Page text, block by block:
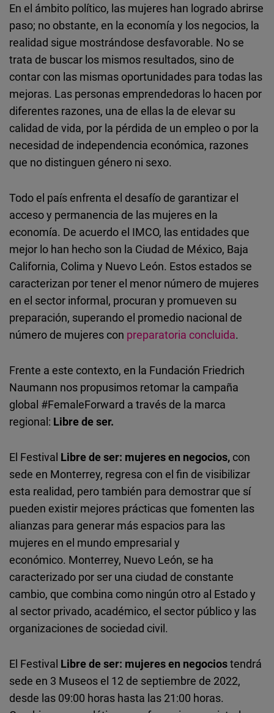
En el ámbito político, las mujeres han logrado abrirse
paso; no obstante, en la economía y los negocios, la
realidad sigue mostrándose desfavorable. No se
trata de buscar los mismos resultados, sino de
contar con las mismas oportunidades para todas las
mejoras. Las personas emprendedoras lo hacen por
diferentes razones, una de ellas la de elevar su
calidad de vida, por la pérdida de un empleo o por la
necesidad de independencia económica, razones
que no distinguen género ni sexo.
Todo el país enfrenta el desafío de garantizar el
acceso y permanencia de las mujeres en la
economía. De acuerdo el IMCO, las entidades que
mejor lo han hecho son la Ciudad de México, Baja
California, Colima y Nuevo León. Estos estados se
caracterizan por tener el menor número de mujeres
en el sector informal, procuran y promueven su
preparación, superando el promedio nacional de
número de mujeres con preparatoria concluida.
Frente a este contexto, en la Fundación Friedrich
Naumann nos propusimos retomar la campaña
global #FemaleForward a través de la marca
regional: Libre de ser.
El Festival Libre de ser: mujeres en negocios, con
sede en Monterrey, regresa con el fin de visibilizar
esta realidad, pero también para demostrar que sí
pueden existir mejores prácticas que fomenten las
alianzas para generar más espacios para las
mujeres en el mundo empresarial y
económico. Monterrey, Nuevo León, se ha
caracterizado por ser una ciudad de constante
cambio, que combina como ningún otro al Estado y
al sector privado, académico, el sector público y las
organizaciones de sociedad civil.
El Festival Libre de ser: mujeres en negociostendrá
sede en 3 Museos el 12 de septiembre de 2022,
desde las 09:00 horas hasta las 21:00 horas.